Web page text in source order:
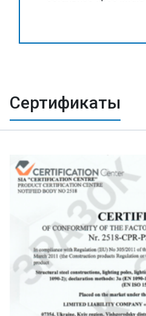
Сертификаты